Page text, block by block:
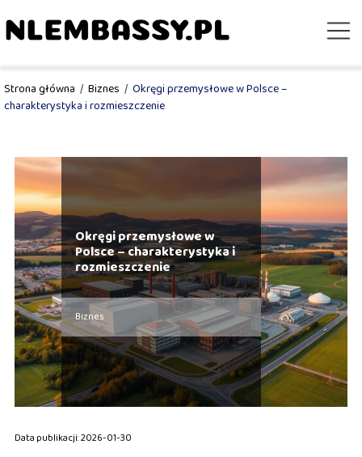
Strona główna / Biznes / Okręgi przemysłowe w Polsce –
charakterystyka i rozmieszczenie
Okręgi przemysłowe w
Polsce – charakterystyka i
rozmieszczenie
Biznes
Data publikacji: 2026-01-30